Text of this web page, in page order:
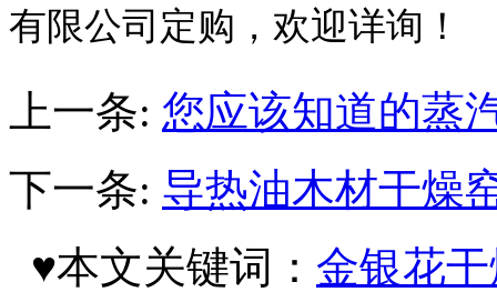
有限公司定购，欢迎详询！
上一条: 您应该知道的蒸
下一条: 导热油木材干燥
♥本文关键词： 金银花